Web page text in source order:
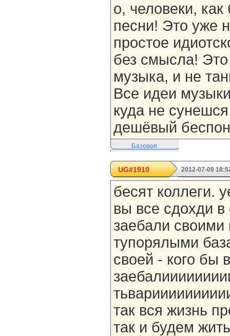
о, человеки,
песни! Это уже
простое
без смысла!
музыка, и не
Все идеи
куда не
дешёвый
Базовая
UG#1910 2012-07-09
бесят коллеги.
вы все сдохди
заебали
тупорялыми
своей - кого бы
так вся жизнь
так и будем